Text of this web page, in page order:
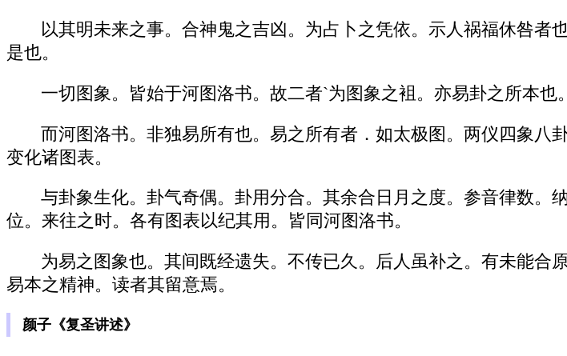
以其明未来之事。合神鬼之吉凶。为占卜之凭依。示人祸福休咎
是也。
一切图象。皆始于河图洛书。故二者`为图象之袓。亦易卦之所本也
而河图洛书。非独易所有也。易之所有者．如太极图。两仪四象
变化诸图表。
与卦象生化。卦气奇偶。卦用分合。其余合日月之度。参音律数。
位。来往之时。各有图表以纪其用。皆同河图洛书。
为易之图象也。其间既经遗失。不传已久。后人虽补之。有未能
易本之精神。读者其留意焉。
颜子《复圣讲述》